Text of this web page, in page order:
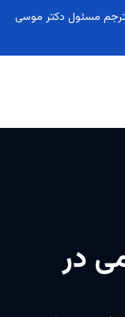
1386 قوه قضائیه: مترجم مسئول دکتر موسی
در